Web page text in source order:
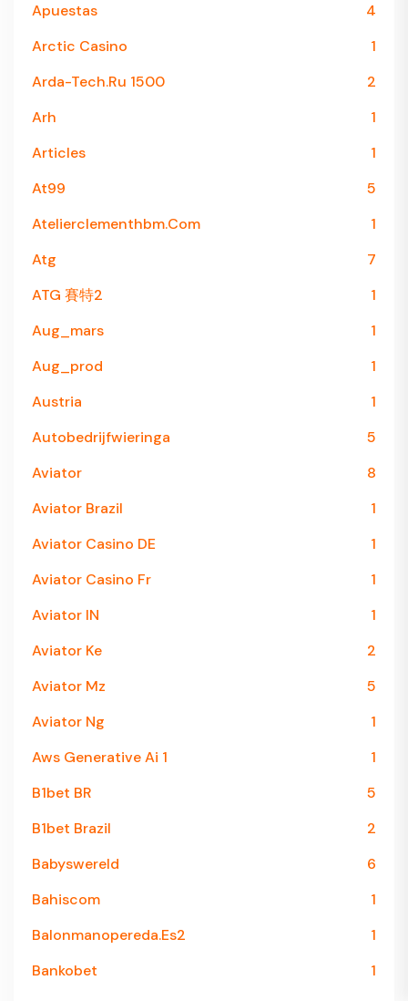
Apuestas
4
Arctic Casino
1
Arda-Tech.ru 1500
2
Arh
1
Articles
1
At99
5
Atelierclementhbm.com
1
Atg
7
ATG 賽特2
1
Aug_mars
1
Aug_prod
1
Austria
1
Autobedrijfwieringa
5
Aviator
8
Aviator Brazil
1
Aviator Casino DE
1
Aviator Casino Fr
1
Aviator IN
1
Aviator Ke
2
Aviator Mz
5
Aviator Ng
1
Aws Generative Ai 1
1
B1bet BR
5
B1bet Brazil
2
Babyswereld
6
Bahiscom
1
Balonmanopereda.es2
1
Bankobet
1